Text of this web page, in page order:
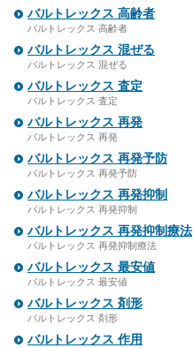
バルトレックス 高齢者
バルトレックス 高齢者
バルトレックス 混ぜる
バルトレックス 混ぜる
バルトレックス 査定
バルトレックス 査定
バルトレックス 再発
バルトレックス 再発
バルトレックス 再発予防
バルトレックス 再発予防
バルトレックス 再発抑制
バルトレックス 再発抑制
バルトレックス 再発抑制療法
バルトレックス 再発抑制療法
バルトレックス 最安値
バルトレックス 最安値
バルトレックス 剤形
バルトレックス 剤形
バルトレックス 作用